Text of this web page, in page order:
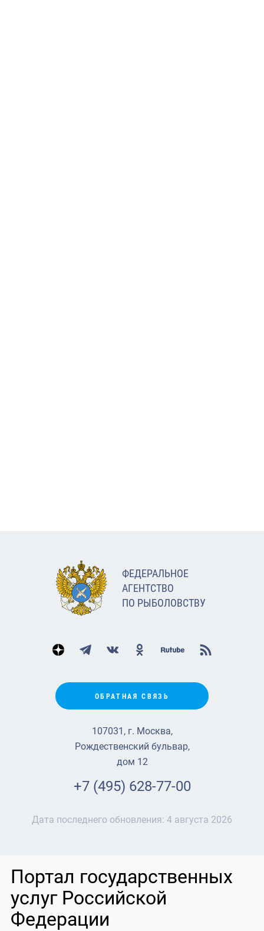
ФЕДЕРАЛЬНОЕ
АГЕНТСТВО
ПО РЫБОЛОВСТВУ
ОБРАТНАЯ СВЯЗЬ
107031, г. Москва,
Рождественский бульвар,
дом 12
+7 (495) 628-77-00
Дата последнего обновления: 4 августа 2026
Портал государственных
услуг Российской
Федерации